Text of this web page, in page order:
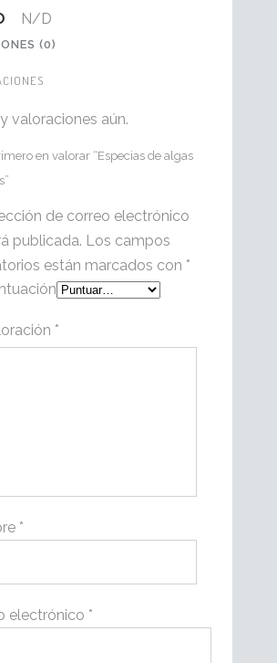
N/D
(0)
valoraciones aún.
en valorar “Especias de algas
de correo electrónico
publicada. Los campos
están marcados con *
*
*
electrónico *